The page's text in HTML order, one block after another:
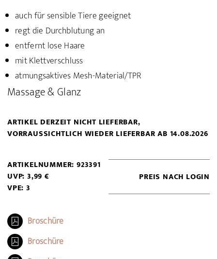
auch für sensible Tiere geeignet
regt die Durchblutung an
entfernt lose Haare
mit Klettverschluss
atmungsaktives Mesh-Material/TPR
Massage & Glanz
ARTIKEL DERZEIT NICHT LIEFERBAR,
VORRAUSSICHTLICH WIEDER LIEFERBAR AB 14.08.2026
ARTIKELNUMMER: 923391
UVP: 3,99 €
VPE: 3
PREIS NACH LOGIN
Broschüre
Broschüre